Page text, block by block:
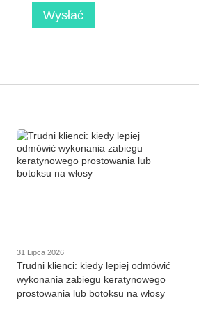
Wysłać
31 Lipca 2026
Trudni klienci: kiedy lepiej odmówić
wykonania zabiegu keratynowego
prostowania lub botoksu na włosy